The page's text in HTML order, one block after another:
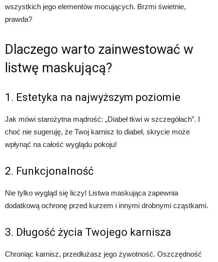
wszystkich jego elementów mocujących. Brzmi świetnie,
prawda?
Dlaczego warto zainwestować w
listwę maskującą?
1. Estetyka na najwyższym poziomie
Jak mówi starożytna mądrość: „Diabeł tkwi w szczegółach”. I
choć nie sugeruję, że Twoj karnisz to diabeł, skrycie może
wpłynąć na całość wyglądu pokoju!
2. Funkcjonalność
Nie tylko wygląd się liczy! Listwa maskująca zapewnia
dodatkową ochronę przed kurzem i innymi drobnymi cząstkami.
3. Długość życia Twojego karnisza
Chroniąc karnisz, przedłużasz jego żywotność. Oszczędność